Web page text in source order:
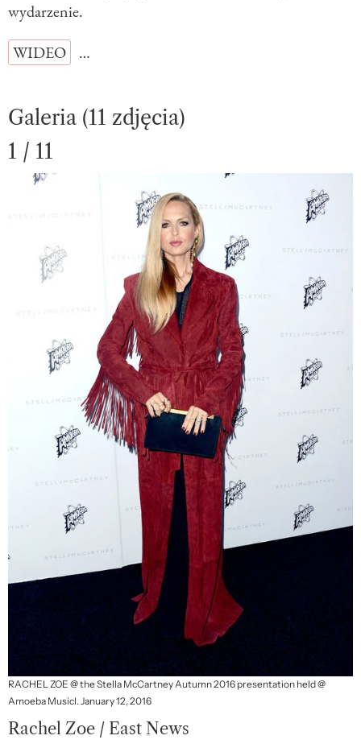
wydarzenie.
WIDEO
…
Galeria (11 zdjęcia)
1 / 11
RACHEL ZOE @ the Stella McCartney Autumn 2016 presentation held @
Amoeba Musicl. January 12, 2016
Rachel Zoe / East News